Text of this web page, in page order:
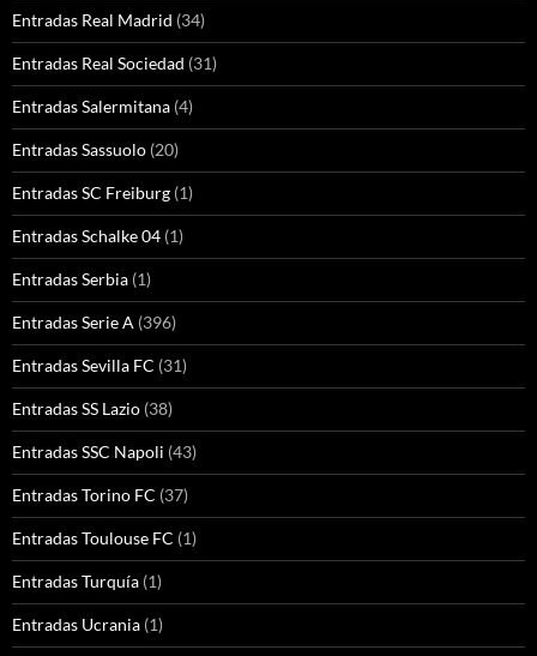
Entradas Real Madrid (34)
Entradas Real Sociedad (31)
Entradas Salermitana (4)
Entradas Sassuolo (20)
Entradas SC Freiburg (1)
Entradas Schalke 04 (1)
Entradas Serbia (1)
Entradas Serie A (396)
Entradas Sevilla FC (31)
Entradas SS Lazio (38)
Entradas SSC Napoli (43)
Entradas Torino FC (37)
Entradas Toulouse FC (1)
Entradas Turquía (1)
Entradas Ucrania (1)